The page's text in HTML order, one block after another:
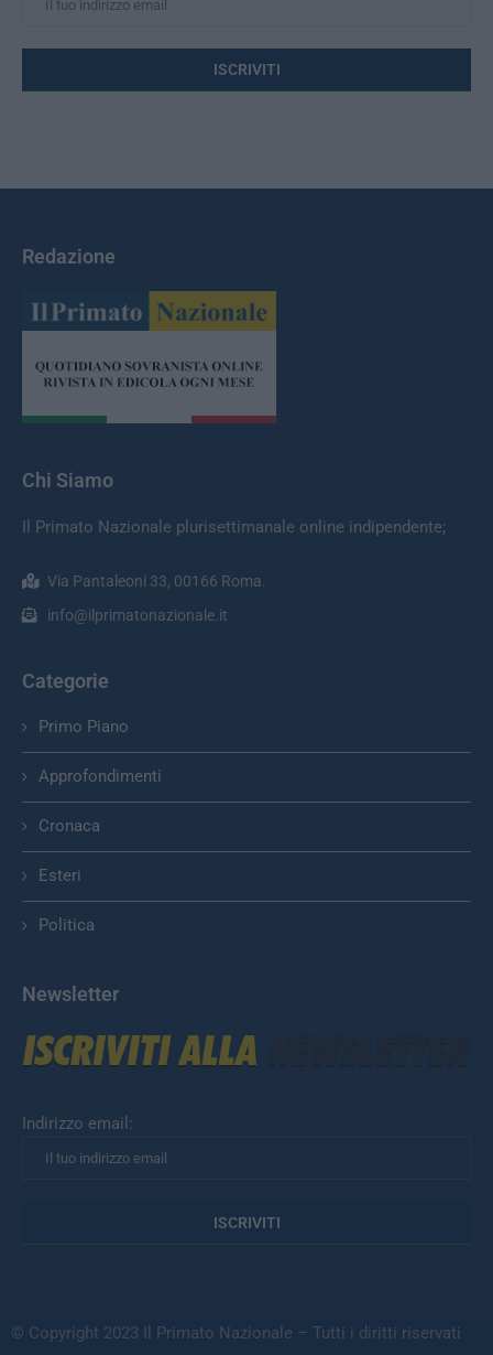
Redazione
Chi Siamo
Il Primato Nazionale plurisettimanale online indipendente;
Via Pantaleoni 33, 00166 Roma.
info@ilprimatonazionale.it
Categorie
Primo Piano
Approfondimenti
Cronaca
Esteri
Politica
Newsletter
Indirizzo email:
© Copyright 2023 Il Primato Nazionale – Tutti i diritti riservati